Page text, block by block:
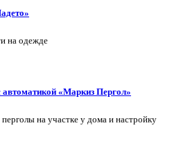
на одежде
автоматикой «Маркиз Пергол»
перголы на участке у дома и настройку